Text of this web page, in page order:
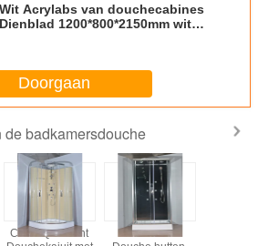
Wit Acrylabs van douchecabines
Dienblad 1200*800*2150mm wit
Doorgaan
badkamersdouche
Circle Quadrant
Badkamer